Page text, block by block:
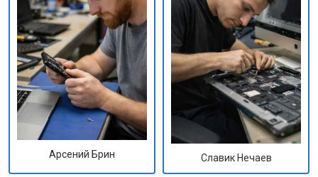
Арсений Брин Славик Нечаев